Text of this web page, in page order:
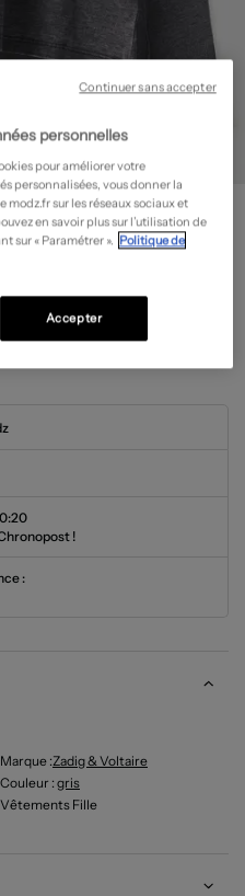
!
:
Marque :Zadig & Voltaire
Couleur : gris
Vêtements Fille
personnelles
pour améliorer votre
personnalisées, vous donner la
sur les réseaux sociaux et
en savoir plus sur l’utilisation de
sur « Paramétrer ». Politique de
Accepter
Continuer sans accepter